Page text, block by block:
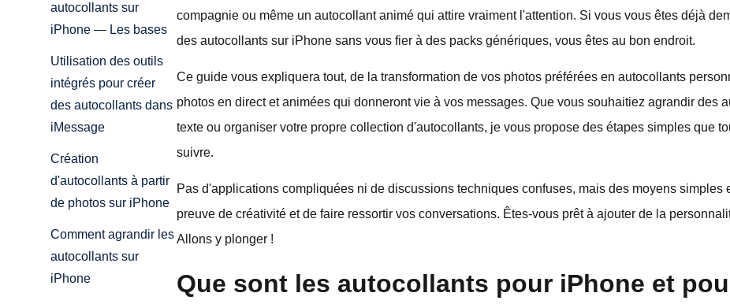
autocollants sur
iPhone — Les bases
Utilisation des outils
intégrés pour créer
des autocollants dans
iMessage
Création
d'autocollants à partir
de photos sur iPhone
Comment agrandir les
autocollants sur
iPhone
compagnie ou même un autocollant animé qui attire vraiment l'attention. Si vous vous êtes déjà
des autocollants sur iPhone sans vous fier à des packs génériques, vous êtes au bon endroit.
Ce guide vous expliquera tout, de la transformation de vos photos préférées en autocollants
photos en direct et animées qui donneront vie à vos messages. Que vous souhaitiez agrandir des
texte ou organiser votre propre collection d'autocollants, je vous propose des étapes simples que
suivre.
Pas d'applications compliquées ni de discussions techniques confuses, mais des moyens simples
preuve de créativité et de faire ressortir vos conversations. Êtes-vous prêt à ajouter de la
Allons y plonger !
Que sont les autocollants pour iPhone et